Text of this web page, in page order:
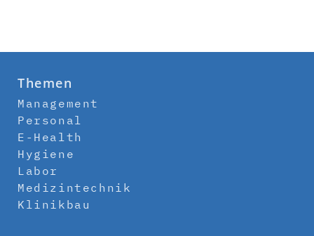
Themen
Management
Personal
E-Health
Hygiene
Labor
Medizintechnik
Klinikbau